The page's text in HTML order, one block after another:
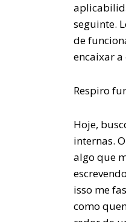
seguinte.
de
encaixar
Respiro
Hoje,
internas.
algo que
isso me
como